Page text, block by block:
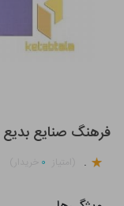
فرهنگ صنایع بدیع
. ۰